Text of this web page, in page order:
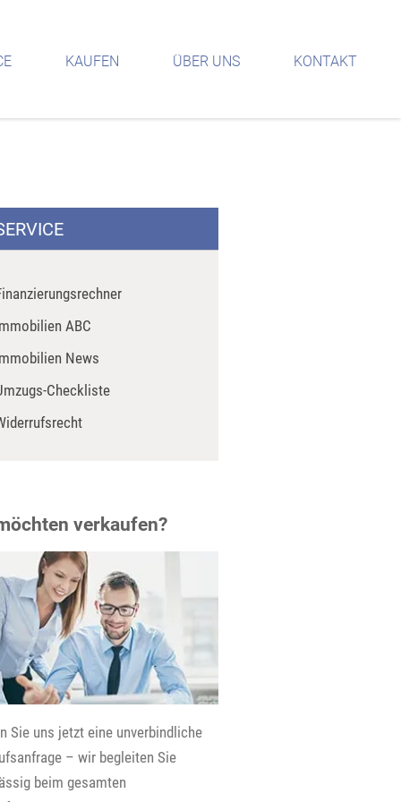
KAUFEN ÜBER UNS KONTAKT
ABC
News
Checkliste
verkaufen?
Sie uns jetzt eine unverbindliche
– wir begleiten Sie
beim gesamten